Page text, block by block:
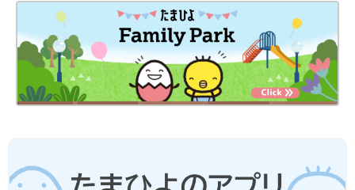
みゆとさんは「隙間らくらくハンディワイパー」を購入。洗濯機
の下や冷蔵庫の下、家具と家具の間など、掃除機が入らないよう
なところもスーッと入るんだとか。ほこりや髪の毛をしっかりか
らめとってくれるそうですよ！スムーズにとれるのは嬉しいです